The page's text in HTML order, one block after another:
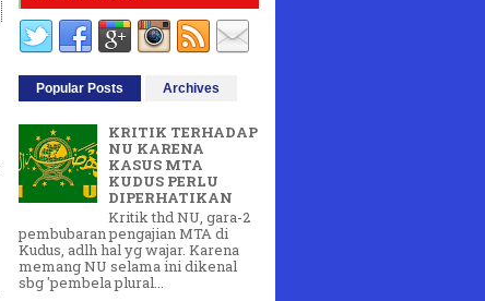
Popular Posts Archives
KRITIK TERHADAP
NU KARENA
KASUS MTA
KUDUS PERLU
DIPERHATIKAN
Kritik thd NU, gara-2
pembubaran pengajian MTA di
Kudus, adlh hal yg wajar. Karena
memang NU selama ini dikenal
sbg 'pembela plural...